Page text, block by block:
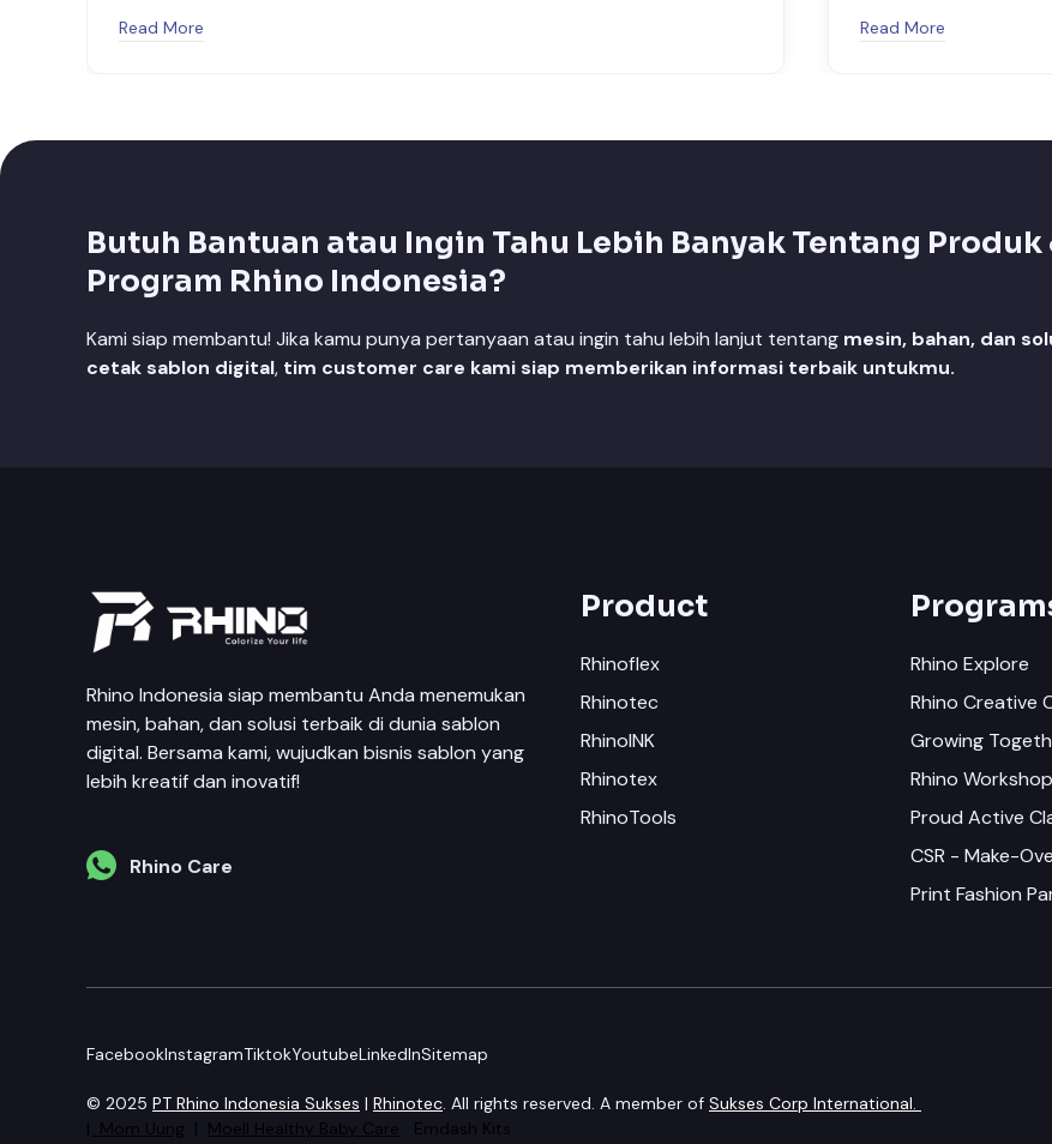
Read More Read More
Butuh Bantuan atau Ingin Tahu Lebih Banyak Tentang Produk
Program Rhino Indonesia?
Kami siap membantu! Jika kamu punya pertanyaan atau ingin tahu lebih lanjut tentang mesin, bahan, dan
cetak sablon digital, tim customer care kami siap memberikan informasi terbaik untukmu.
Rhino Indonesia siap membantu Anda menemukan
mesin, bahan, dan solusi terbaik di dunia sablon
digital. Bersama kami, wujudkan bisnis sablon yang
lebih kreatif dan inovatif!
Rhino Care
Product
Rhinoflex
Rhinotec
RhinoINK
Rhinotex
RhinoTools
Rhino Explore
Rhino Creative
Growing
Rhino Workshop
Proud Active
CSR - Make-
Print Fashion
FacebookInstagramTiktokYoutubeLinkedInSitemap
© 2025 PT Rhino Indonesia Sukses | Rhinotec. All rights reserved. A member of Sukses Corp International.
| Mom Uung | Moell Healthy Baby Care Emdash Kits